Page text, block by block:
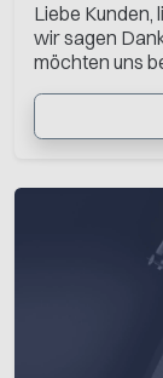
Liebe Kunden,
wir sagen
möchten uns